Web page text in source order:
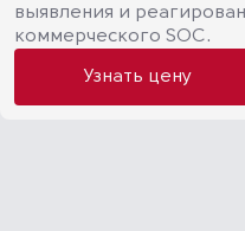
выявления и
коммерческого SOC.
Узнать цену